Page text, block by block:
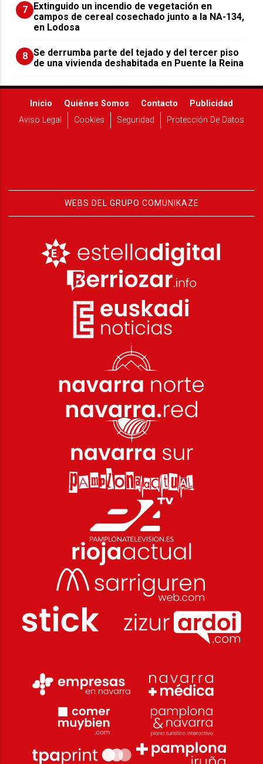
7 Extinguido un incendio de vegetación en
campos de cereal cosechado junto a la NA-134,
en Lodosa
8 Se derrumba parte del tejado y del tercer piso
de una vivienda deshabitada en Puente la Reina
Inicio Quiénes Somos Contacto
Publicidad
Aviso Legal
Cookies Seguridad Protección De Datos
WEBS DEL GRUPO COMUNIKAZE